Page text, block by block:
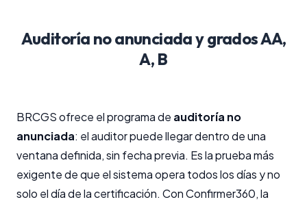
Auditoría no anunciada y grados AA,
A, B
BRCGS ofrece el programa de auditoría no
anunciada: el auditor puede llegar dentro de una
ventana definida, sin fecha previa. Es la prueba más
exigente de que el sistema opera todos los días y no
solo el día de la certificación. Con Confirmer360, la